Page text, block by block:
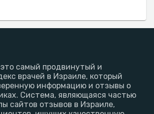
самый продвинутый и
врачей в Израиле, который
информацию и отзывы о
Система, являющаяся частью
сайтов отзывов в Израиле,